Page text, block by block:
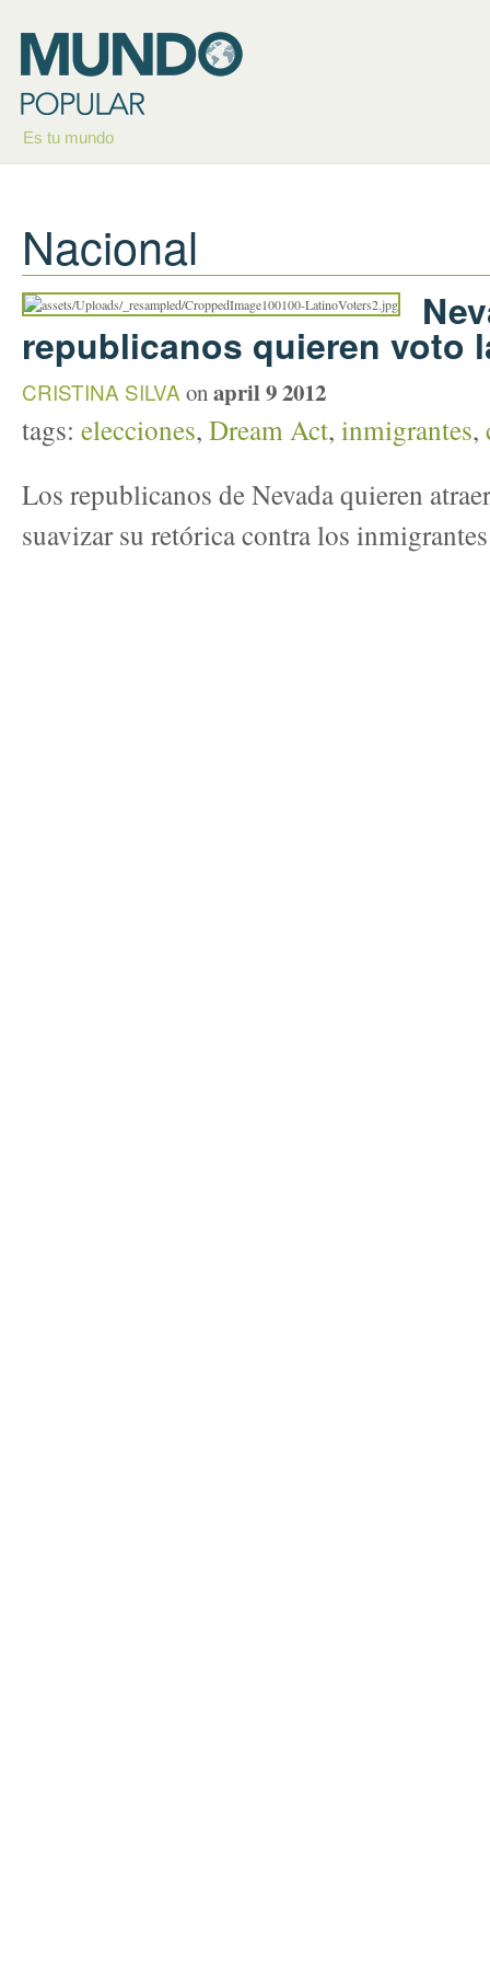
Es tu mundo
Nacional
republicanos quieren voto
CRISTINA SILVA onapril 9 2012
tags: elecciones, Dream Act, inmigrantes,
Los republicanos de Nevada quieren
suavizar su retórica contra los